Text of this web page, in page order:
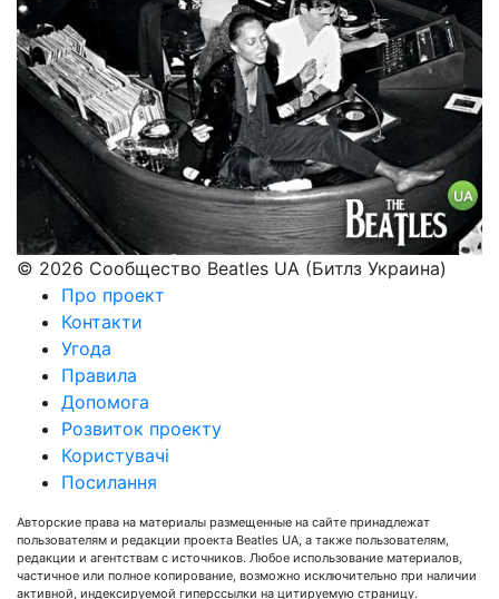
© 2026 Сообщество Beatles UA (Битлз Украина)
Про проект
Контакти
Угода
Правила
Допомога
Розвиток проекту
Користувачі
Посилання
Авторские права на материалы размещенные на сайте принадлежат
пользователям и редакции проекта Beatles UA, а также пользователям,
редакции и агентствам с источников. Любое использование материалов,
частичное или полное копирование, возможно исключительно при наличии
активной, индексируемой гиперссылки на цитируемую страницу.